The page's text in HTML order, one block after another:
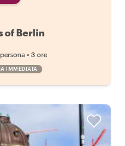
of Berlin
• 3 ore
IMMEDIATA